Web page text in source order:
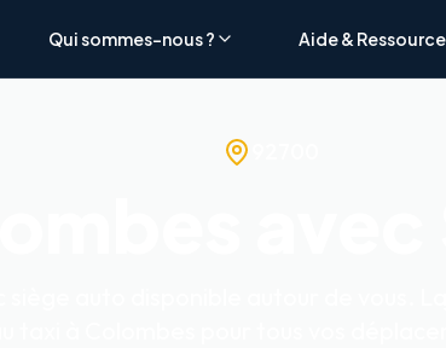
Qui sommes-nous ? Aide &